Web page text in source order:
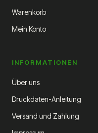
Warenkorb
Mein Konto
INFORMATIONEN
Über uns
Druckdaten-Anleitung
Versand und Zahlung